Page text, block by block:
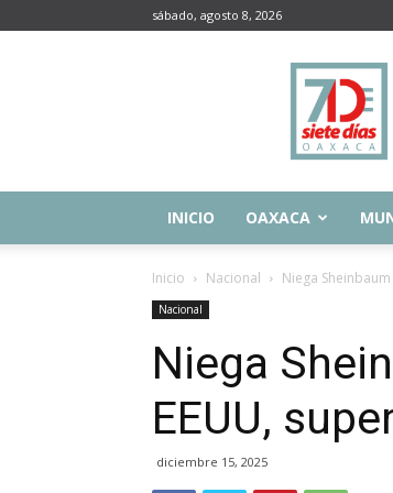
sábado, agosto 8, 2026
Siete
Días
Oaxaca
INICIO OAXACA
Inicio Nacional Niega
Nacional
Niega
EEUU,
diciembre 15, 2025